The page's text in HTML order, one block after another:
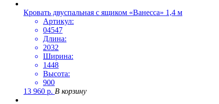
Кровать двуспальная с ящиком «Ванесса» 1,4 м
Артикул:
04547
Длина:
2032
Ширина:
1448
Высота:
900
13 960 р. В корзину